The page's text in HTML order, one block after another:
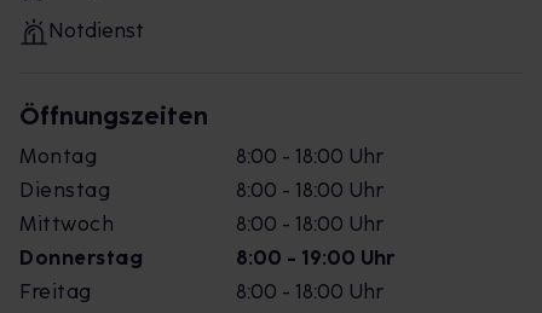
Notdienst
Öffnungszeiten
Montag
8:00 - 18:00 Uhr
Dienstag
8:00 - 18:00 Uhr
Mittwoch
8:00 - 18:00 Uhr
Donnerstag
8:00 - 19:00 Uhr
Freitag
8:00 - 18:00 Uhr